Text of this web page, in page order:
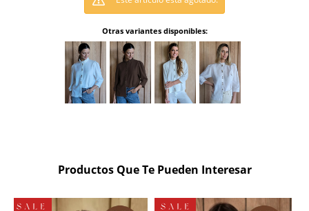
Otras variantes disponibles:
Productos Que Te Pueden Interesar